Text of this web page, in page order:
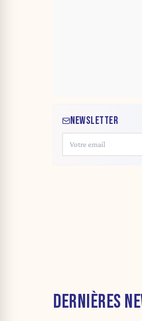
NEWSLETTER
DERNIÈRES